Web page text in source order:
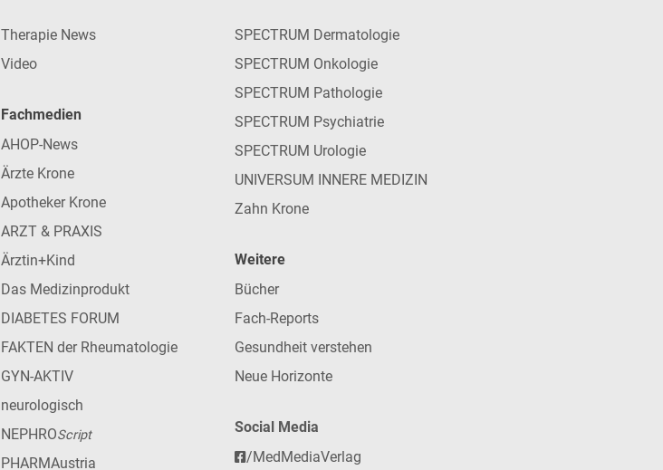
Therapie News
Video
Fachmedien
AHOP-News
Ärzte Krone
Apotheker Krone
ARZT & PRAXIS
Ärztin+Kind
Das Medizinprodukt
DIABETES FORUM
FAKTEN der Rheumatologie
GYN-AKTIV
neurologisch
NEPHROScript
PHARMAustria
SPECTRUM Dermatologie
SPECTRUM Onkologie
SPECTRUM Pathologie
SPECTRUM Psychiatrie
SPECTRUM Urologie
UNIVERSUM INNERE MEDIZIN
Zahn Krone
Weitere
Bücher
Fach-Reports
Gesundheit verstehen
Neue Horizonte
Social Media
/MedMediaVerlag